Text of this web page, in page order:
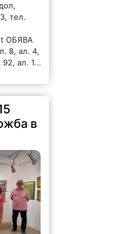
тел.
ОБЯВА
ал. 4,
ал. 1...
в